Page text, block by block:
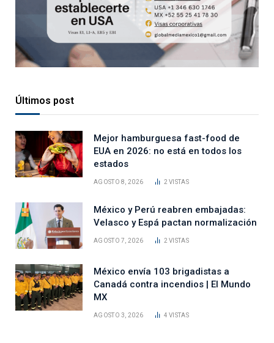
Últimos post
Mejor hamburguesa fast-food de
EUA en 2026: no está en todos los
estados
AGOSTO 8, 2026 2VISTAS
México y Perú reabren embajadas:
Velasco y Espá pactan normalización
AGOSTO 7, 2026 2VISTAS
México envía 103 brigadistas a
Canadá contra incendios | El Mundo
MX
AGOSTO 3, 2026 4VISTAS